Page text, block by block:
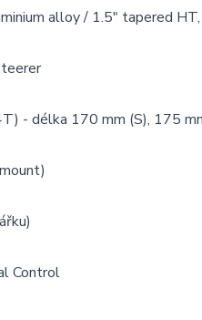
alloy / 1.5" tapered
- délka 170 mm (S), 175
Control